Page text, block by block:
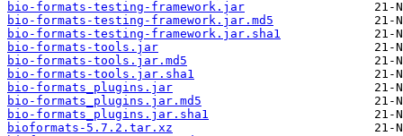
bio-formats-testing-framework.jar
bio-formats-testing-framework.jar.md5
bio-formats-testing-framework.jar.sha1
bio-formats-tools.jar
bio-formats-tools.jar.md5
bio-formats-tools.jar.sha1
bio-formats_plugins.jar
bio-formats_plugins.jar.md5
bio-formats_plugins.jar.sha1
bioformats-5.7.2.tar.xz